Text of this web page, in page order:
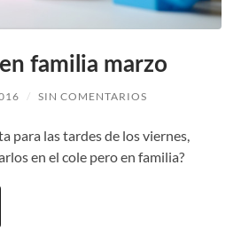
familia marzo
/ SIN COMENTARIOS
para las tardes de los viernes,
en el cole pero en familia?